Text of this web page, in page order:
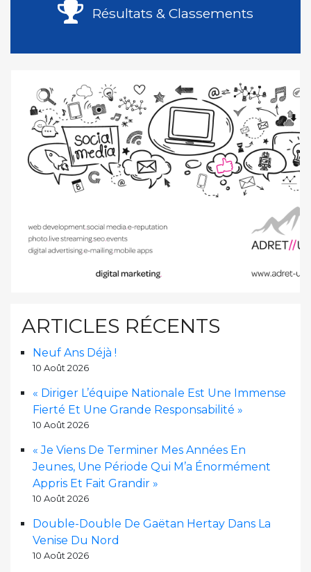
Résultats & Classements
ARTICLES RÉCENTS
Neuf Ans Déjà !
10 Août 2026
« Diriger L’équipe Nationale Est Une Immense
Fierté Et Une Grande Responsabilité »
10 Août 2026
« Je Viens De Terminer Mes Années En
Jeunes, Une Période Qui M’a Énormément
Appris Et Fait Grandir »
10 Août 2026
Double-Double De Gaëtan Hertay Dans La
Venise Du Nord
10 Août 2026